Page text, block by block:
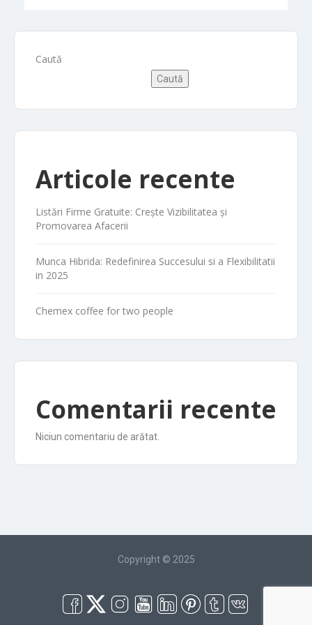
Caută
Caută
Articole recente
Listări Firme Gratuite: Crește Vizibilitatea și
Promovarea Afacerii
Munca Hibrida: Redefinirea Succesului si a Flexibilitatii
in 2025
Chemex coffee for two people
Comentarii recente
Niciun comentariu de arătat.
Copyright © 2025